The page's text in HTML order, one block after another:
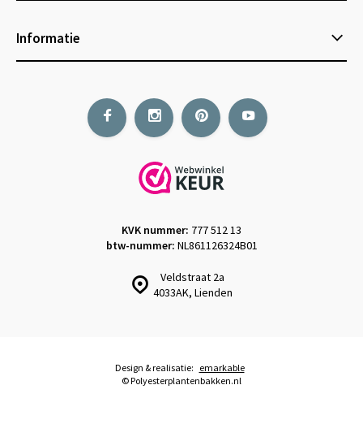
Informatie
Veldstraat 2a
4033AK, Lienden
KVK nummer: 777 512 13
btw-nummer: NL861126324B01
© Polyesterplantenbakken.nl
Design & realisatie: emarkable